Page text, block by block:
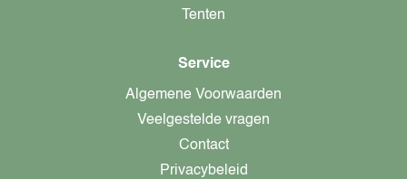
Tenten
Service
Algemene Voorwaarden
Veelgestelde vragen
Contact
Privacybeleid